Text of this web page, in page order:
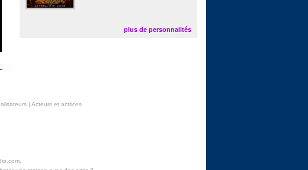
plus de personnalités
| Acteurs et actrices